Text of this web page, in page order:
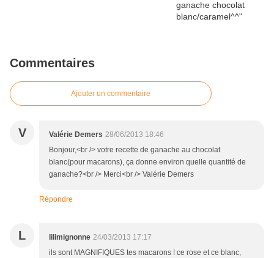
Commentaires
Ajouter un commentaire
V Valérie Demers 28/06/2013 18:46
Bonjour,<br /> votre recette de ganache au chocolat
blanc(pour macarons), ça donne environ quelle quantité de
ganache?<br /> Merci<br /> Valérie Demers
Répondre
L lilimignonne 24/03/2013 17:17
ils sont MAGNIFIQUES tes macarons ! ce rose et ce blanc,